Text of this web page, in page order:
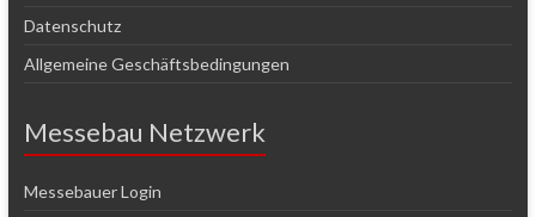
Datenschutz
Allgemeine Geschäftsbedingungen
Messebau Netzwerk
Messebauer Login